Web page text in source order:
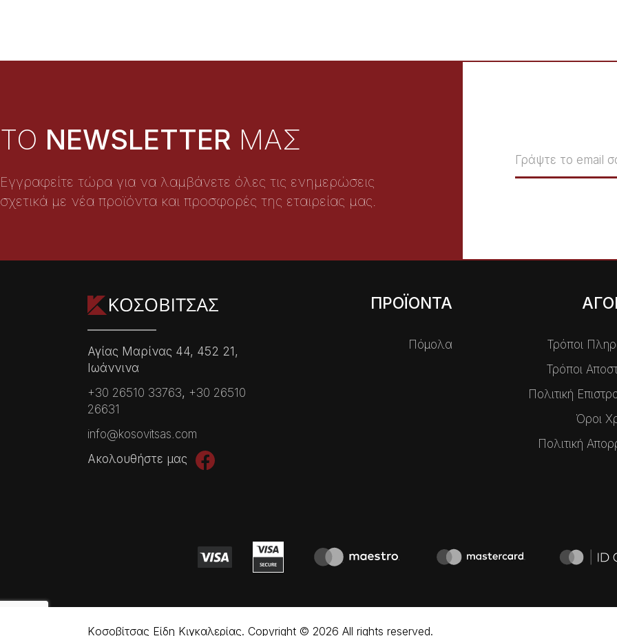
TO NEWSLETTER ΜΑΣ
Εγγραφείτε τώρα για να λαμβάνετε όλες τις ενημερώσεις
σχετικά με νέα προϊόντα και προσφορές της εταιρείας μας.
Αγίας Μαρίνας 44, 452 21,
Ιωάννινα
+30 26510 33763, +30 26510
26631
info@kosovitsas.com
Ακολουθήστε μας
ΠΡΟΪΟΝΤΑ
Πόμολα
Τρόποι
Τρόποι
Πολιτική
Όροι
Πολιτική
Kοσοβίτσας Είδη Κɩγκαλερίας. Copyright © 2026 All rights reserved.